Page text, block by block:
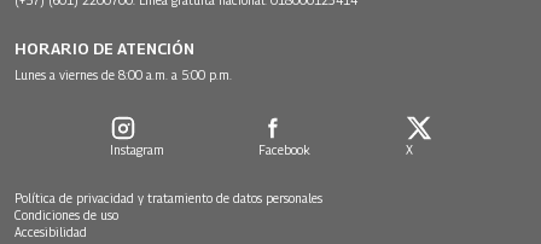
HORARIO DE ATENCIÓN
Lunes a viernes de 8:00 a.m. a 5:00 p.m.
Instagram Facebook X
Política de privacidad y tratamiento de datos personales
Condiciones de uso
Accesibilidad